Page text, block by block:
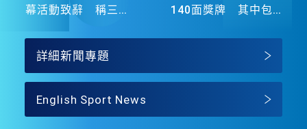
幕活動致辭 稱三地
140面獎牌 其中包
詳細新聞專題
English Sport News